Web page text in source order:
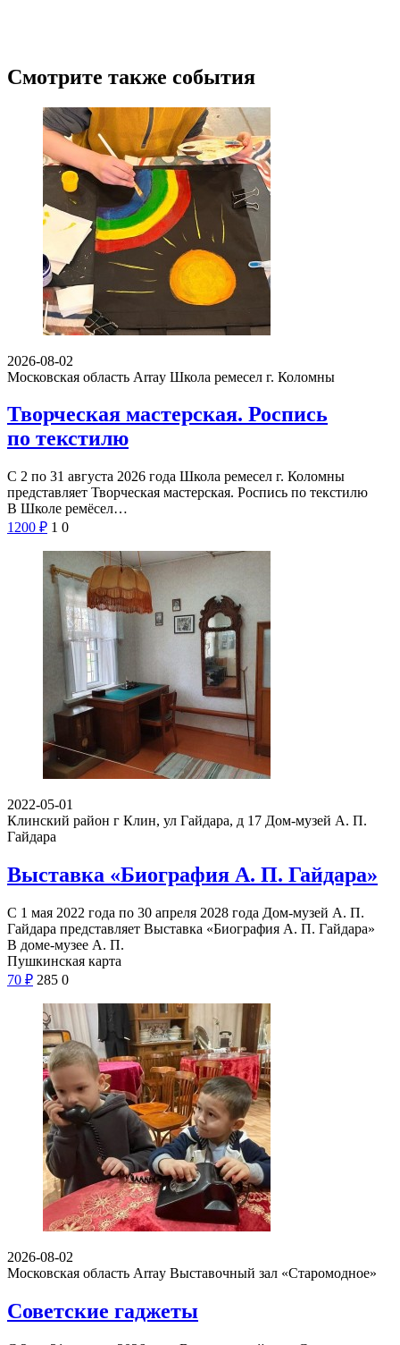
Смотрите также события
2026-08-02
Московская область Array Школа ремесел г. Коломны
Творческая мастерская. Роспись
по текстилю
С 2 по 31 августа 2026 года Школа ремесел г. Коломны
представляет Творческая мастерская. Роспись по текстилю
В Школе ремёсел…
1200 ₽ 1 0
2022-05-01
Клинский район г Клин, ул Гайдара, д 17 Дом-музей А. П.
Гайдара
Выставка «Биография А. П. Гайдара»
С 1 мая 2022 года по 30 апреля 2028 года Дом-музей А. П.
Гайдара представляет Выставка «Биография А. П. Гайдара»
В доме-музее А. П.
Пушкинская карта
70 ₽ 285 0
2026-08-02
Московская область Array Выставочный зал «Старомодное»
Советские гаджеты